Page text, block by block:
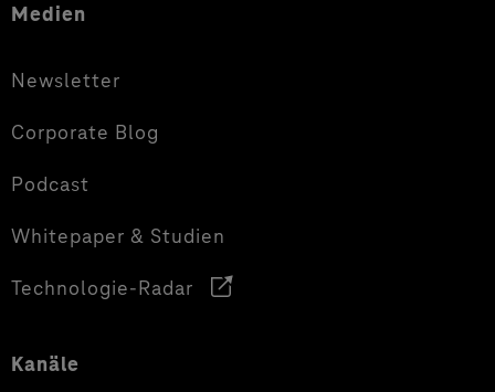
Medien
Newsletter
Corporate Blog
Podcast
Whitepaper & Studien
Technologie-Radar
Kanäle